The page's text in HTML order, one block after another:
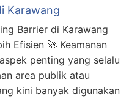
Karawang
Barrier di Karawang
Efisien 🚀 Keamanan
penting yang selalu
area publik atau
kini banyak digunakan